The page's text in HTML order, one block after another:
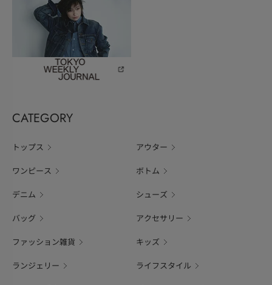
CATEGORY
トップス アウター
ワンピース ボトム
デニム シューズ
バッグ アクセサリー
ファッション雑貨 キッズ
ランジェリー ライフスタイル